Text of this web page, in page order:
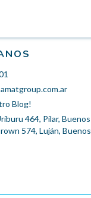
Blog!
464, Pilar, Buenos
574, Luján, Buenos